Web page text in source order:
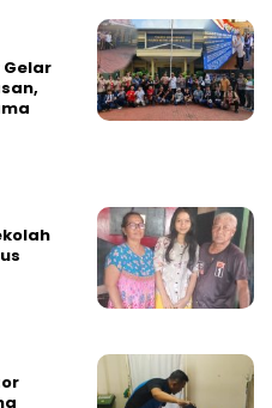
Gelar